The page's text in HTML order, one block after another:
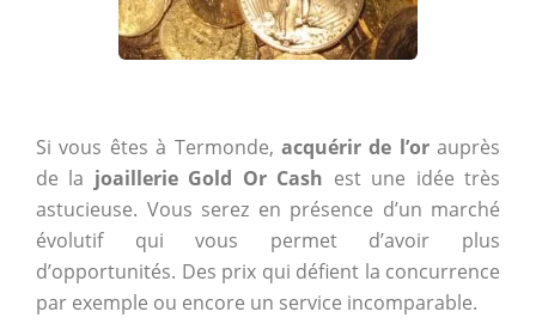
Si vous êtes à Termonde, acquérir de l’orauprès
de la joaillerie Gold Or Cash est une idée très
astucieuse. Vous serez en présence d’un marché
évolutif qui vous permet d’avoir plus
d’opportunités. Des prix qui défient la concurrence
par exemple ou encore un service incomparable.